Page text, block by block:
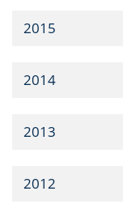
2015
2014
2013
2012